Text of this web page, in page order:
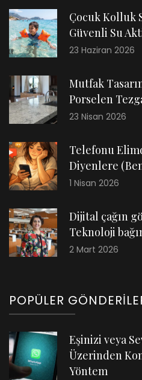
Çocuk Kolluk
Güvenli Su
23 Haziran 2026
Mutfak
Porselen
23 Nisan 2026
Telefonu
Diyenlere
1 Nisan 2026
Dijital çağın
Teknoloji
2 Mart 2026
POPÜLER
Eşinizi veya
Üzerinden
Yöntem